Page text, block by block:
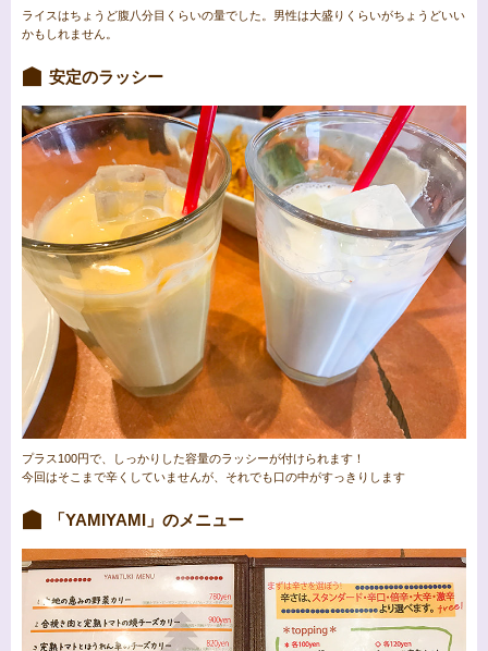
ライスはちょうど腹八分目くらいの量でした。男性は大盛りくらいがちょうどいい
かもしれません。
安定のラッシー
プラス100円で、しっかりした容量のラッシーが付けられます！
今回はそこまで辛くしていませんが、それでも口の中がすっきりします
「YAMIYAMI」のメニュー